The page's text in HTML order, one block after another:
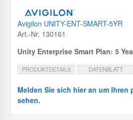
Avigilon UNITY-ENT-SMART-5YR
Art.-Nr. 130161
Unity Enterprise Smart Plan: 5
PRODUKTDETAILS DATENBLATT
Melden Sie sich hier an um Ihren
sehen.